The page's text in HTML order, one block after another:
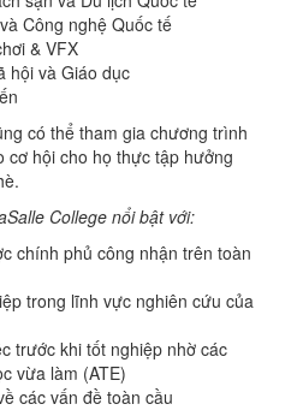
Công nghệ Quốc tế
& VFX
hội và Giáo dục
có thể tham gia chương trình
cơ hội cho họ thực tập hưởng
College nổi bật với:
chính phủ công nhận trên toàn
trong lĩnh vực nghiên cứu của
trước khi tốt nghiệp nhờ các
vừa làm (ATE)
các vấn đề toàn cầu